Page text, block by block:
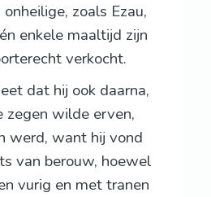
zoals Ezau,
enkele maaltijd zijn
verkocht.
dat hij ook daarna,
zegen wilde erven,
werd, want hij vond
van berouw, hoewel
vurig en met tranen